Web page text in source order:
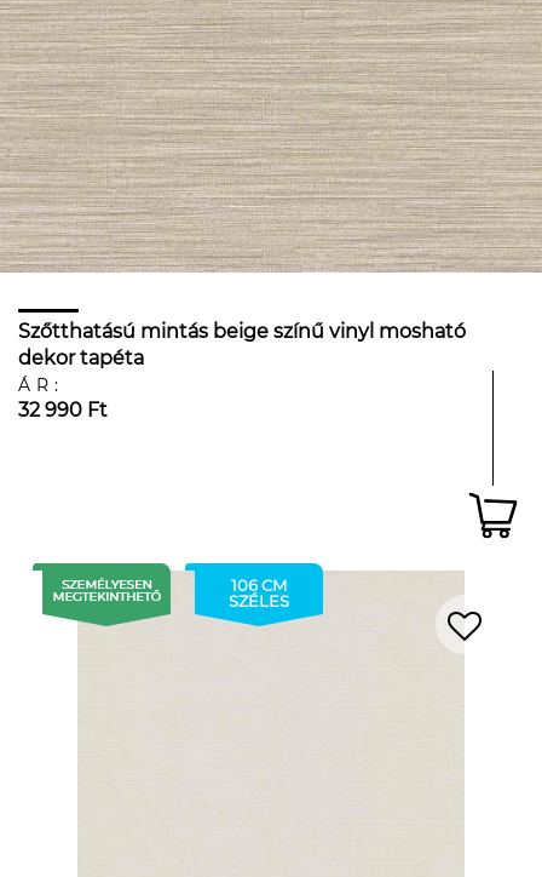
Szőtthatású mintás beige színű vinyl mosható
dekor tapéta
ÁR:
32 990 Ft
106 CM
SZÉLES